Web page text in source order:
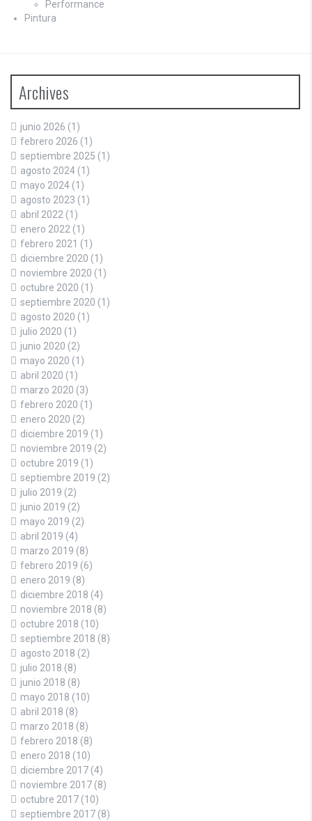
Performance
Pintura
Archives
junio 2026 (1)
febrero 2026 (1)
septiembre 2025 (1)
agosto 2024 (1)
mayo 2024 (1)
agosto 2023 (1)
abril 2022 (1)
enero 2022 (1)
febrero 2021 (1)
diciembre 2020 (1)
noviembre 2020 (1)
octubre 2020 (1)
septiembre 2020 (1)
agosto 2020 (1)
julio 2020 (1)
junio 2020 (2)
mayo 2020 (1)
abril 2020 (1)
marzo 2020 (3)
febrero 2020 (1)
enero 2020 (2)
diciembre 2019 (1)
noviembre 2019 (2)
octubre 2019 (1)
septiembre 2019 (2)
julio 2019 (2)
junio 2019 (2)
mayo 2019 (2)
abril 2019 (4)
marzo 2019 (8)
febrero 2019 (6)
enero 2019 (8)
diciembre 2018 (4)
noviembre 2018 (8)
octubre 2018 (10)
septiembre 2018 (8)
agosto 2018 (2)
julio 2018 (8)
junio 2018 (8)
mayo 2018 (10)
abril 2018 (8)
marzo 2018 (8)
febrero 2018 (8)
enero 2018 (10)
diciembre 2017 (4)
noviembre 2017 (8)
octubre 2017 (10)
septiembre 2017 (8)